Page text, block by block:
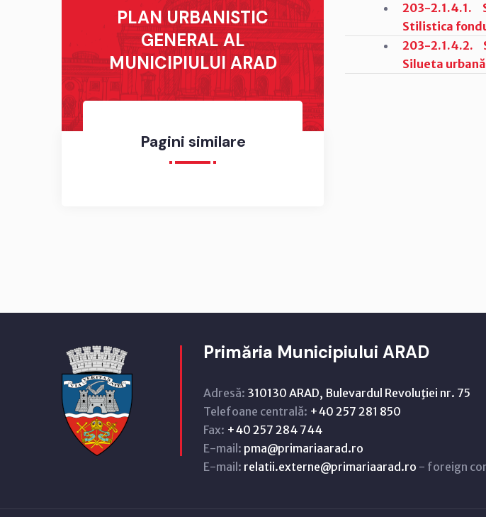
PLAN URBANISTIC
GENERAL AL
MUNICIPIULUI ARAD
Pagini similare
203-2.1.4.1.
Stilistica
203-2.1.4.2.
Silueta urbană
Primăria Municipiului ARAD
Adresă: 310130 ARAD, Bulevardul Revoluţiei nr. 75
Telefoane centrală: +40 257 281 850
Fax: +40 257 284 744
E-mail: pma@primariaarad.ro
E-mail: relatii.externe@primariaarad.ro - foreign